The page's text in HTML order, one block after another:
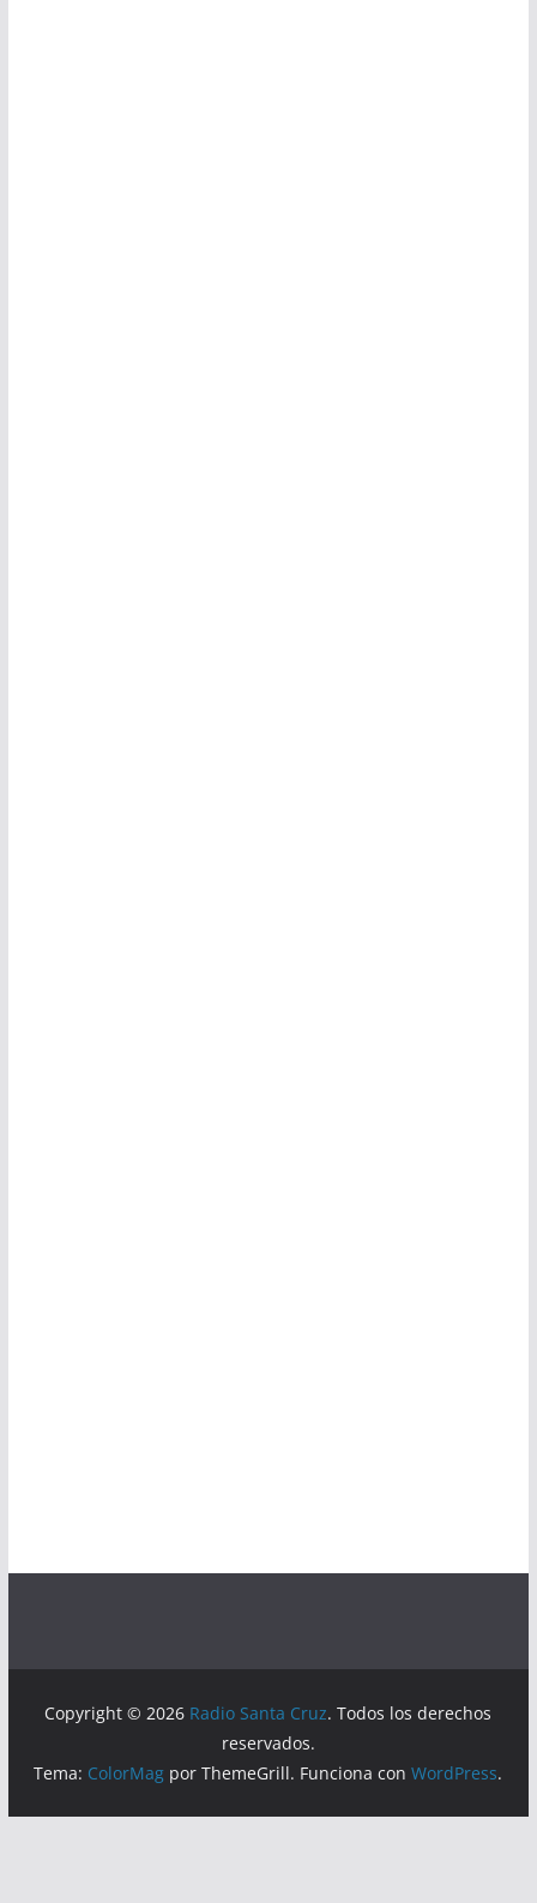
Copyright © 2026 Radio Santa Cruz. Todos los derechos
reservados.
Tema: ColorMag por ThemeGrill. Funciona conWordPress.